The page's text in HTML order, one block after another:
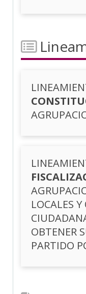
LOCALES
OBTENER
PARTIDO